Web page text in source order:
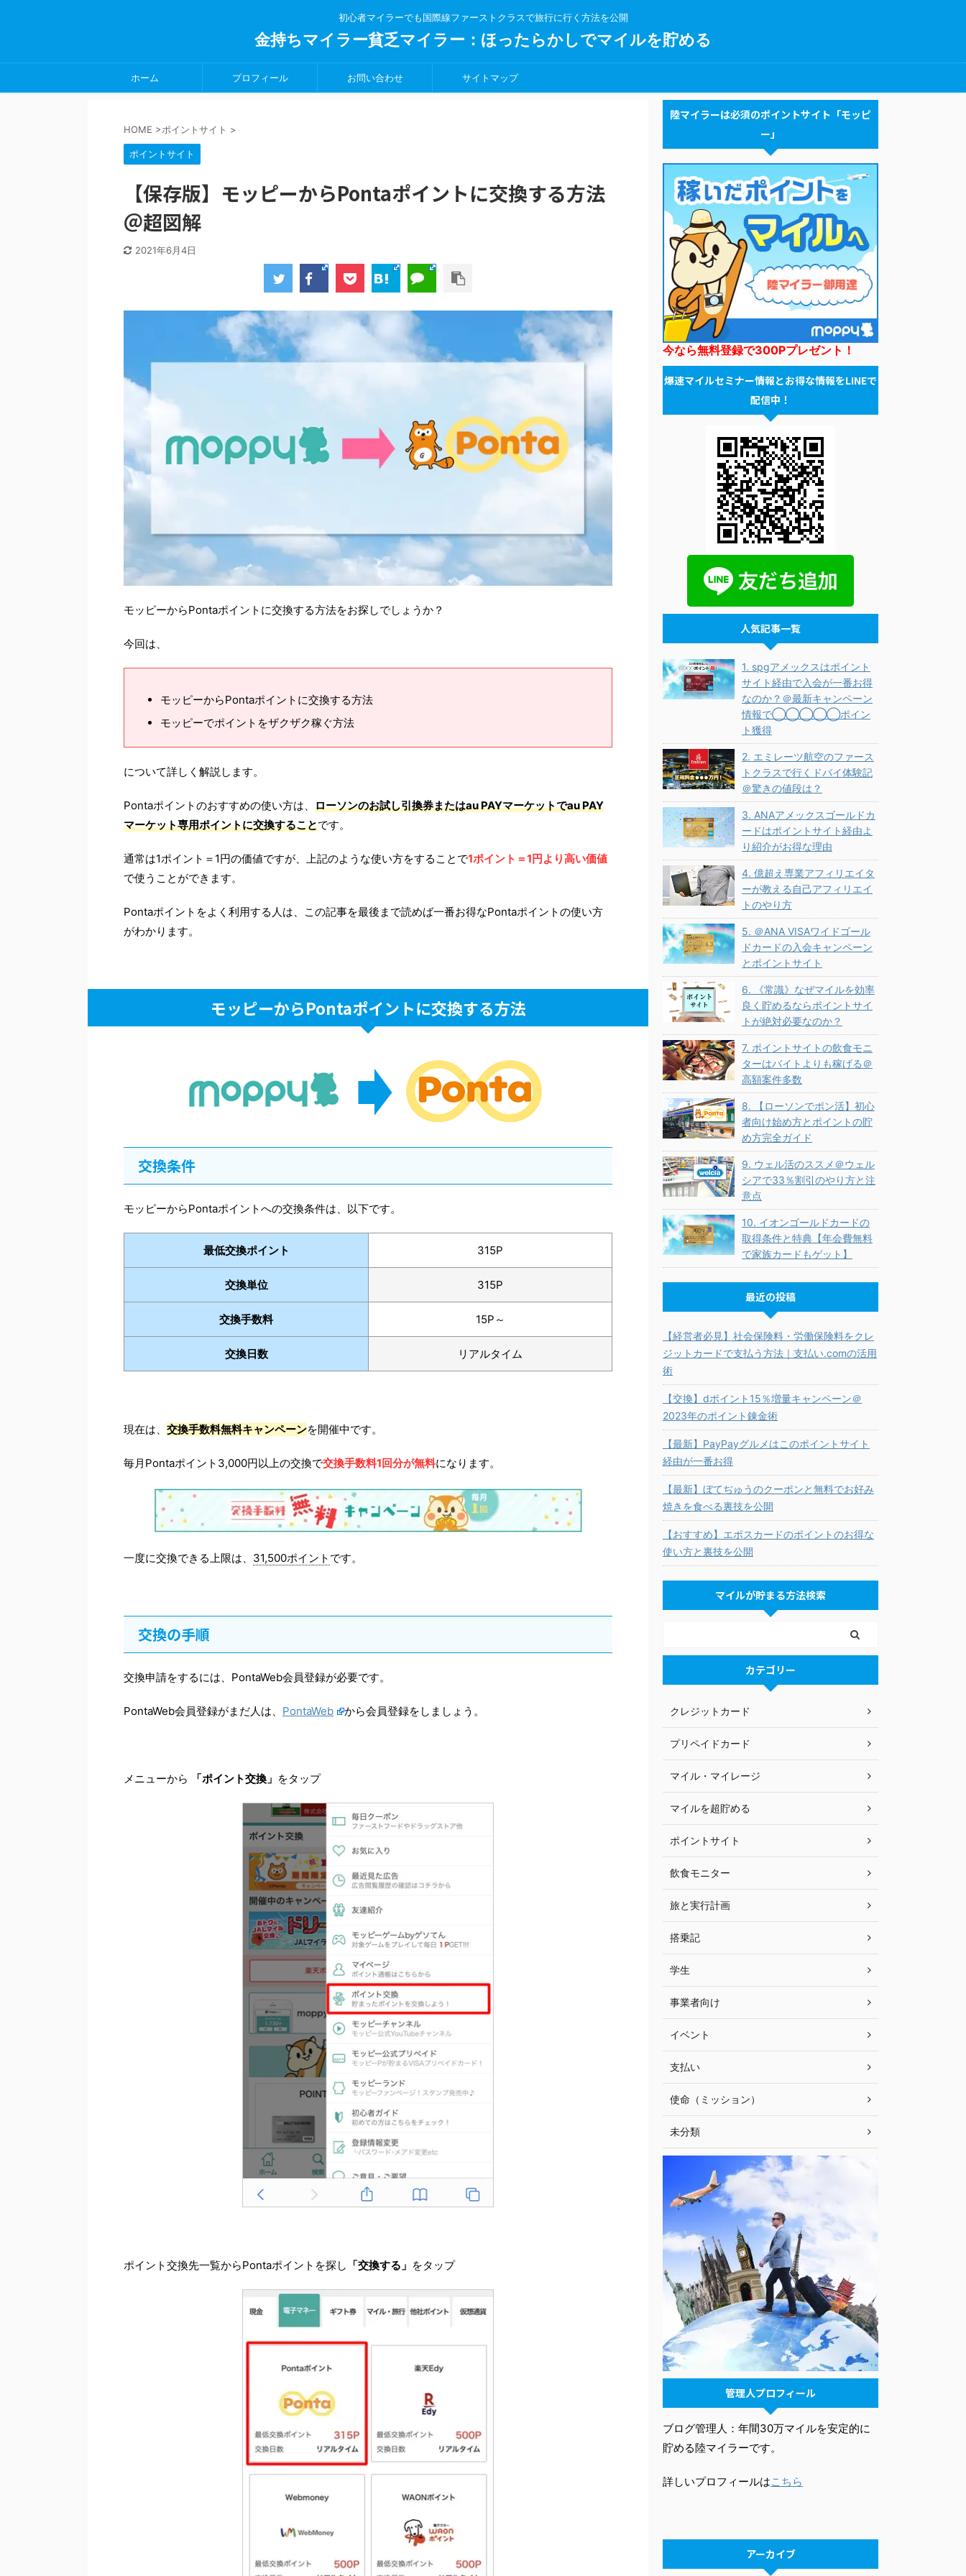
初心者マイラーでも国際線ファーストクラスで旅行に行く方法を公開
金持ちマイラー貧乏マイラー：ほったらかしでマイルを貯める
ホーム プロフィール お問い合わせ サイトマップ
HOME >ポイントサイト >
ポイントサイト
【保存版】モッピーからPontaポイントに交換する方法
＠超図解
2021年6月4日
モッピーからPontaポイントに交換する方法をお探しでしょうか？
今回は、
モッピーからPontaポイントに交換する方法
モッピーでポイントをザクザク稼ぐ方法
について詳しく解説します。
Pontaポイントのおすすめの使い方は、 ローソンのお試し引換券またはau PAYマーケットでau PAY
マーケット専用ポイントに交換することです。
通常は1ポイント＝1円の価値ですが、上記のような使い方をすることで1ポイント＝1円より高い価値
で使うことができます。
Pontaポイントをよく利用する人は、この記事を最後まで読めば一番お得なPontaポイントの使い方
がわかります。
モッピーからPontaポイントに交換する方法
交換条件
モッピーからPontaポイントへの交換条件は、以下です。
最低交換ポイント 315P
交換単位 315P
交換手数料 15P～
交換日数 リアルタイム
現在は、 交換手数料無料キャンペーンを開催中です。
毎月Pontaポイント3,000円以上の交換で交換手数料1回分が無料になります。
一度に交換できる上限は、 31,500ポイント です。
交換の手順
交換申請をするには、PontaWeb会員登録が必要です。
PontaWeb会員登録がまだ人は、 PontaWeb から会員登録をしましょう。
メニューから 「ポイント交換」 をタップ
ポイント交換先一覧からPontaポイントを探し 「交換する」 をタップ
陸マイラーは必須のポイントサイト「モッピ
ー」
今なら無料登録で300Pプレゼント！
爆速マイルセミナー情報とお得な情報をLINEで
配信中！
人気記事一覧
1. spgアメックスはポイント
サイト経由で入会が一番お得
なのか？＠最新キャンペーン
情報で◯◯◯◯◯ポイン
ト獲得
2. エミレーツ航空のファース
トクラスで行くドバイ体験記
＠驚きの値段は？
3. ANAアメックスゴールドカ
ードはポイントサイト経由よ
り紹介がお得な理由
4. 億超え専業アフィリエイタ
ーが教える自己アフィリエイ
トのやり方
5. ＠ANA VISAワイドゴール
ドカードの入会キャンペーン
とポイントサイト
6. 《常識》なぜマイルを効率
良く貯めるならポイントサイ
トが絶対必要なのか？
7. ポイントサイトの飲食モニ
ターはバイトよりも稼げる＠
高額案件多数
8. 【ローソンでポン活】初心
者向け始め方とポイントの貯
め方完全ガイド
9. ウェル活のススメ＠ウェル
シアで33％割引のやり方と注
意点
10. イオンゴールドカードの
取得条件と特典【年会費無料
で家族カードもゲット】
最近の投稿
【経営者必見】社会保険料・労働保険料をクレ
ジットカードで支払う方法｜支払い.comの活用
術
【交換】dポイント15％増量キャンペーン＠
2023年のポイント錬金術
【最新】PayPayグルメはこのポイントサイト
経由が一番お得
【最新】ぼてぢゅうのクーポンと無料でお好み
焼きを食べる裏技を公開
【おすすめ】エポスカードのポイントのお得な
使い方と裏技を公開
マイルが貯まる方法検索
カテゴリー
クレジットカード
プリペイドカード
マイル・マイレージ
マイルを超貯める
ポイントサイト
飲食モニター
旅と実行計画
搭乗記
学生
事業者向け
イベント
支払い
使命（ミッション）
未分類
管理人プロフィール
ブログ管理人：年間30万マイルを安定的に
貯める陸マイラーです。
詳しいプロフィールはこちら
アーカイブ